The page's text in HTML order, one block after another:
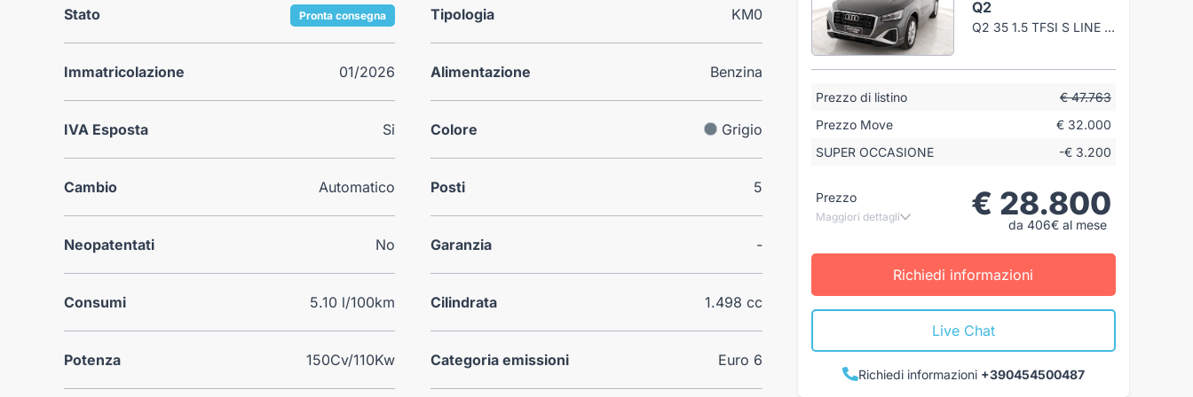
Stato Pronta consegna Tipologia KM0
Immatricolazione 01/2026 Alimentazione Benzina
IVA Esposta Si Colore Grigio
Cambio Automatico Posti 5
Neopatentati No Garanzia -
Consumi 5.10 l/100km Cilindrata 1.498 cc
Potenza 150Cv/110Kw Categoria emissioni Euro 6
Q2
Q2 35 1.5 TFSI S LINE EDITION S-TRONIC NUOVA
Prezzo di listino
€ 47.763
Prezzo Move
€ 32.000
SUPER OCCASIONE
-€ 3.200
Prezzo
Maggiori dettagli € 28.800
da 406€ al mese
Richiedi informazioni
Live Chat
Richiedi informazioni +390454500487